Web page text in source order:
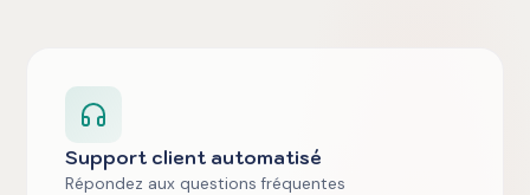
Support client automatisé
Répondez aux questions fréquentes